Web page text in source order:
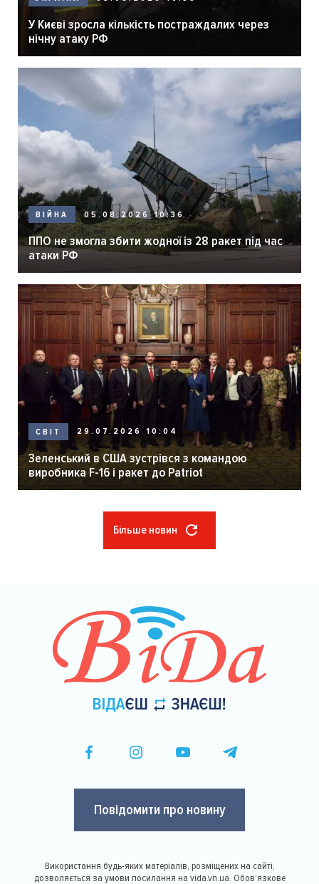
У Києві зросла кількість постраждалих через
нічну атаку РФ
ВІЙНА 05.08.2026 10:36
ППО не змогла збити жодної із 28 ракет під час
атаки РФ
СВІТ 29.07.2026 10:04
Зеленський в США зустрівся з командою
виробника F-16 і ракет до Patriot
Більше новин
Повідомити про новину
Використання будь-яких матеріалів, розміщених на сайті,
дозволяється за умови посилання на vida.vn.ua. Обов'язкове